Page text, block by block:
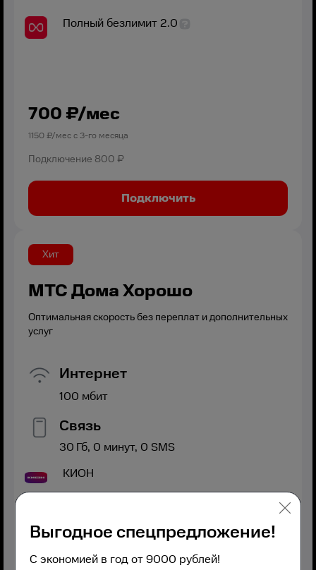
Полный безлимит 2.0
700 ₽/мес
1150₽/мес с 3-го месяца
Подключение 800 ₽
Подключить
Хит
МТС Дома Хорошо
Оптимальная скорость без переплат и дополнительных
услуг
Интернет
100 мбит
Связь
30 Гб, 0 минут, 0 SMS
КИОН
Выгодное спецпредложение!
С экономией в год от 9000 рублей!